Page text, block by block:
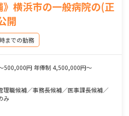
横浜市の一般病院の(正
開
までの勤務
500,000円 年俸制 4,500,000円～
理職候補／事務長候補／医事課長候補／
み